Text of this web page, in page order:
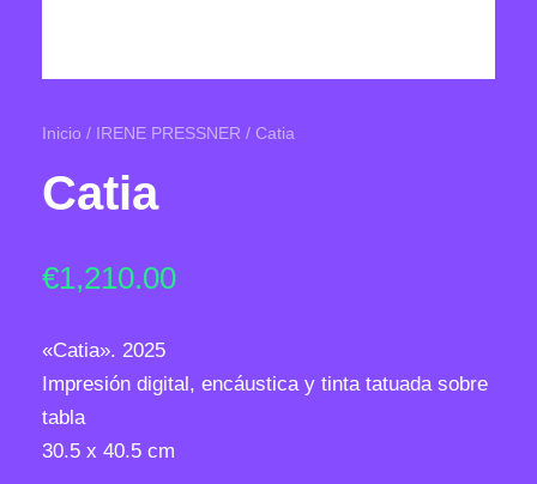
Inicio / IRENE PRESSNER / Catia
Catia
€1,210.00
«Catia». 2025
Impresión digital, encáustica y tinta tatuada sobre
tabla
30.5 x 40.5 cm